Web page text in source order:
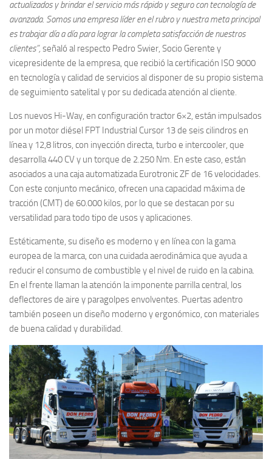
actualizados y brindar el servicio más rápido y seguro con tecnología de
avanzada. Somos una empresa líder en el rubro y nuestra meta principal
es trabajar día a día para lograr la completa satisfacción de nuestros
clientes”, señaló al respecto Pedro Swier, Socio Gerente y
vicepresidente de la empresa, que recibió la certificación ISO 9000
en tecnología y calidad de servicios al disponer de su propio sistema
de seguimiento satelital y por su dedicada atención al cliente.
Los nuevos Hi-Way, en configuración tractor 6×2, están impulsados
por un motor diésel FPT Industrial Cursor 13 de seis cilindros en
línea y 12,8 litros, con inyección directa, turbo e intercooler, que
desarrolla 440 CV y un torque de 2.250 Nm. En este caso, están
asociados a una caja automatizada Eurotronic ZF de 16 velocidades.
Con este conjunto mecánico, ofrecen una capacidad máxima de
tracción (CMT) de 60.000 kilos, por lo que se destacan por su
versatilidad para todo tipo de usos y aplicaciones.
Estéticamente, su diseño es moderno y en línea con la gama
europea de la marca, con una cuidada aerodinámica que ayuda a
reducir el consumo de combustible y el nivel de ruido en la cabina.
En el frente llaman la atención la imponente parrilla central, los
deflectores de aire y paragolpes envolventes. Puertas adentro
también poseen un diseño moderno y ergonómico, con materiales
de buena calidad y durabilidad.